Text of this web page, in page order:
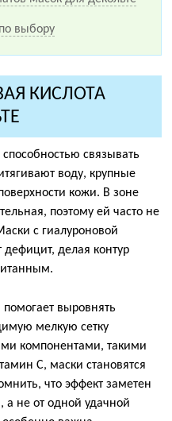
выбору
КИСЛОТА
способностью связывать
воду, крупные
кожи. В зоне
поэтому ей часто не
с гиалуроновой
дефицит, делая контур
выровнять
мелкую сетку
компонентами, такими
С, маски становятся
что эффект заметен
а не от одной удачной